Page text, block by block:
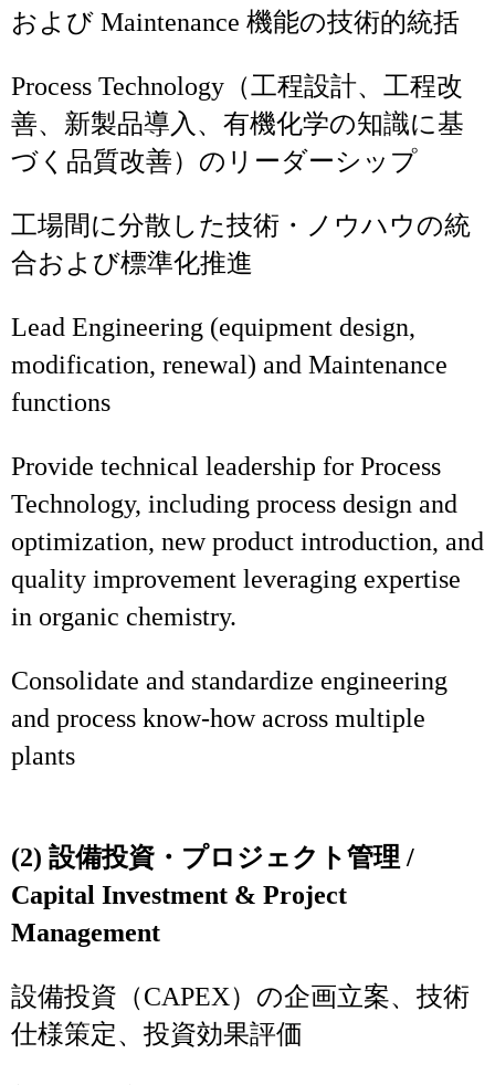
および Maintenance 機能の技術的統括
Process Technology（工程設計、工程改
善、新製品導入、有機化学の知識に基
づく品質改善）のリーダーシップ
工場間に分散した技術・ノウハウの統
合および標準化推進
Lead Engineering (equipment design,
modification, renewal) and Maintenance
functions
Provide technical leadership for Process
Technology, including process design and
optimization, new product introduction, and
quality improvement leveraging expertise
in organic chemistry.
Consolidate and standardize engineering
and process know‑how across multiple
plants
(2) 設備投資・プロジェクト管理 /
Capital Investment & Project
Management
設備投資（CAPEX）の企画立案、技術
仕様策定、投資効果評価